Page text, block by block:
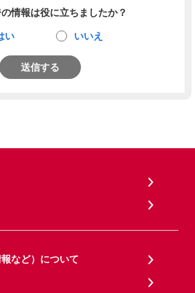
情報は役に立ちましたか？
い いいえ
送信する
など）について